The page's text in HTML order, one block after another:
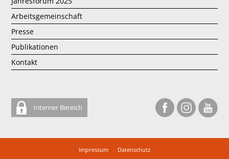
Arbeitsgemeinschaft
Presse
Publikationen
Kontakt
Interner Bereich
Impressum Datenschutz